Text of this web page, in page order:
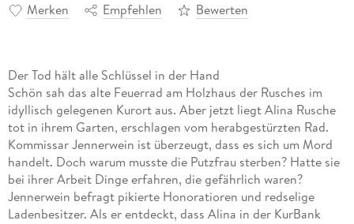
Merken Empfehlen Bewerten
Der Tod hält alle Schlüssel in der Hand
Schön sah das alte Feuerrad am Holzhaus der Rusches im
idyllisch gelegenen Kurort aus. Aber jetzt liegt Alina Rusche
tot in ihrem Garten, erschlagen vom herabgestürzten Rad.
Kommissar Jennerwein ist überzeugt, dass es sich um Mord
handelt. Doch warum musste die Putzfrau sterben? Hatte sie
bei ihrer Arbeit Dinge erfahren, die gefährlich waren?
Jennerwein befragt pikierte Honoratioren und redselige
Ladenbesitzer. Als er entdeckt, dass Alina in der KurBank